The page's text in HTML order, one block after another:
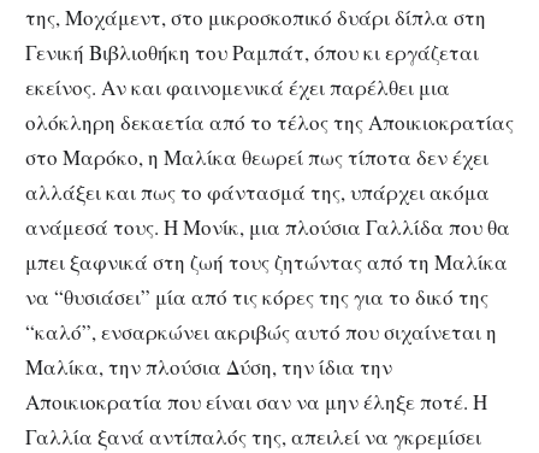
της, Μοχάμεντ, στο μικροσκοπικό δυάρι δίπλα στη
Γενική Βιβλιοθήκη του Ραμπάτ, όπου κι εργάζεται
εκείνος. Αν και φαινομενικά έχει παρέλθει μια
ολόκληρη δεκαετία από το τέλος της Αποικιοκρατίας
στο Μαρόκο, η Μαλίκα θεωρεί πως τίποτα δεν έχει
αλλάξει και πως το φάντασμά της, υπάρχει ακόμα
ανάμεσά τους. Η Μονίκ, μια πλούσια Γαλλίδα που θα
μπει ξαφνικά στη ζωή τους ζητώντας από τη Μαλίκα
να “θυσιάσει” μία από τις κόρες της για το δικό της
“καλό”, ενσαρκώνει ακριβώς αυτό που σιχαίνεται η
Μαλίκα, την πλούσια Δύση, την ίδια την
Αποικιοκρατία που είναι σαν να μην έληξε ποτέ. Η
Γαλλία ξανά αντίπαλός της, απειλεί να γκρεμίσει